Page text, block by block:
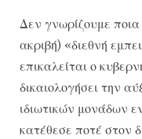
Δεν γνωρίζουμε
ακριβή) «διεθνή
επικαλείται ο
δικαιολογήσει την
ιδιωτικών μονάδων
κατέθεσε ποτέ στον